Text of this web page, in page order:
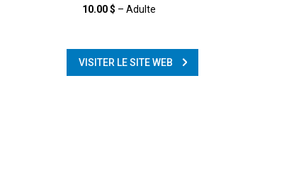
10.00$ – Adulte
VISITER LE SITE WEB